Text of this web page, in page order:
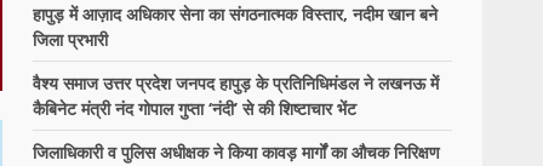
हापुड़ में आज़ाद अधिकार सेना का संगठनात्मक विस्तार, नदीम खान बने
जिला प्रभारी
वैश्य समाज उत्तर प्रदेश जनपद हापुड़ के प्रतिनिधिमंडल ने लखनऊ में
कैबिनेट मंत्री नंद गोपाल गुप्ता ‘नंदी’ से की शिष्टाचार भेंट
जिलाधिकारी व पुलिस अधीक्षक ने किया कावड़ मार्गों का औचक निरिक्षण